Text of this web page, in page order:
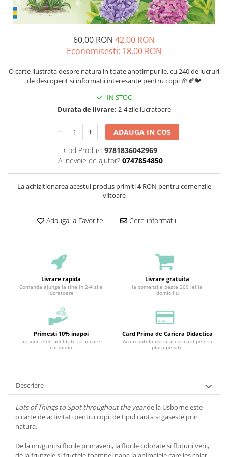
60,00 RON42,00 RON
Economisesti: 18,00 RON
O carte ilustrata despre natura in toate anotimpurile, cu 240 de lucruri
de descoperit si informatii interesante pentru copii 🌸🍂🐦
IN STOC
Durata de livrare: 2-4 zile lucratoare
ADAUGA IN COS
Cod Produs: 9781836042969
Ai nevoie de ajutor? 0747854850
La achizitionarea acestui produs primiti4RON pentru comenzile
viitoare
Adauga la Favorite Cere informatii
Livrare rapida
Comanda ajunge la tine in 2-4 zile
lucratoare
Livrare gratuita
la comenzile peste 200 lei la
domiciliu
Primesti 10% inapoi
in puncte de fidelitate la fiecare
comanda
Card Prima de Cariera Didactica
Acum poti folosi si acest card pentru
plata pe site
Descriere
Lots of Things to Spot throughout the yearde la Usborne este
o carte de activitati pentru copii de tipul cauta si gaseste prin
natura.
De la mugurii si florile primaverii, la florile colorate si fluturii verii,